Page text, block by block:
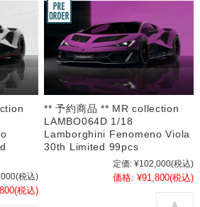
(税込)
(税込)
** 予約商品 ** MR collection
LAMBO064D 1/18
Lamborghini Fenomeno Viola
30th Limited 99pcs
定価: ¥102,000(税込)
価格: ¥91,800(税込)